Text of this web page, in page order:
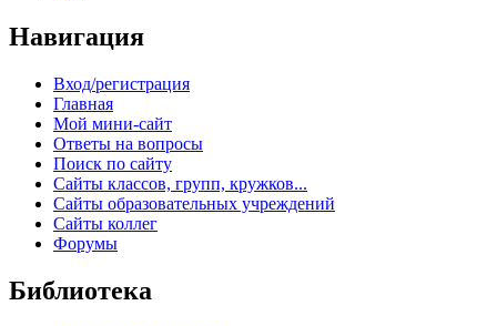
Навигация
Вход/регистрация
Главная
Мой мини-сайт
Ответы на вопросы
Поиск по сайту
Сайты классов, групп, кружков...
Сайты образовательных учреждений
Сайты коллег
Форумы
Библиотека